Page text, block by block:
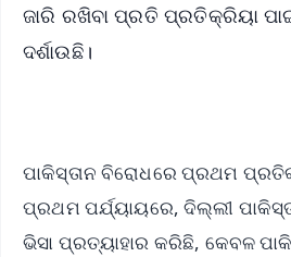
ଜାରି ରଖିବା ପ୍ରତି ପ୍ରତିକ୍ରିୟା
ଦର୍ଶାଉଛି।
ପାକିସ୍ତାନ ବିରୋଧରେ ପ୍ରଥମ
ପ୍ରଥମ ପର୍ଯ୍ୟାୟରେ, ଦିଲ୍ଲୀ
ଭିସା ପ୍ରତ୍ୟାହାର କରିଛି, କେବଳ